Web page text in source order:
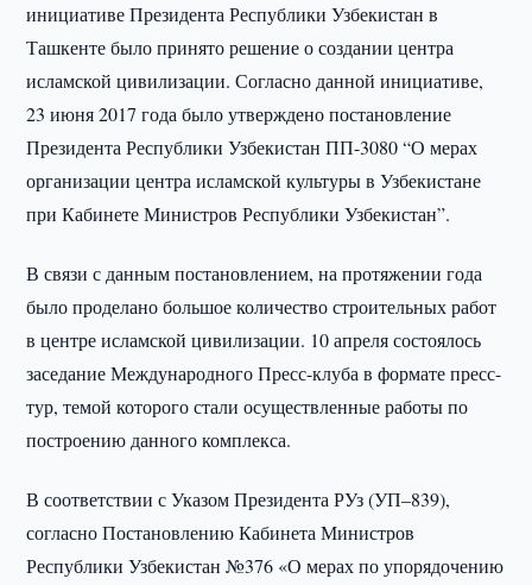
инициативе Президента Республики Узбекистан в
Ташкенте было принято решение о создании центра
исламской цивилизации. Согласно данной инициативе,
23 июня 2017 года было утверждено постановление
Президента Республики Узбекистан ПП-3080 “О мерах
организации центра исламской культуры в Узбекистане
при Кабинете Министров Республики Узбекистан”.
В связи с данным постановлением, на протяжении года
было проделано большое количество строительных работ
в центре исламской цивилизации. 10 апреля состоялось
заседание Международного Пресс-клуба в формате пресс-
тур, темой которого стали осуществленные работы по
построению данного комплекса.
В соответствии с Указом Президента РУз (УП–839),
согласно Постановлению Кабинета Министров
Республики Узбекистан №376 «О мерах по упорядочению